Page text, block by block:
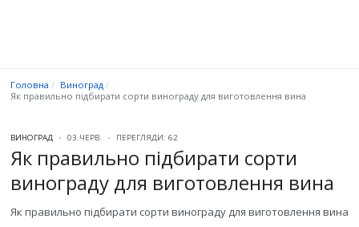
Головна
Виноград
Як правильно підбирати сорти винограду для виготовлення вина
ВИНОГРАД 03.ЧЕРВ. ПЕРЕГЛЯДИ: 62
Як правильно підбирати сорти
винограду для виготовлення вина
Як правильно підбирати сорти винограду для виготовлення вина